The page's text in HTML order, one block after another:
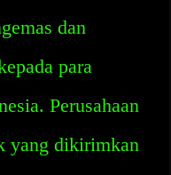
dan
para
Perusahaan
yang dikirimkan